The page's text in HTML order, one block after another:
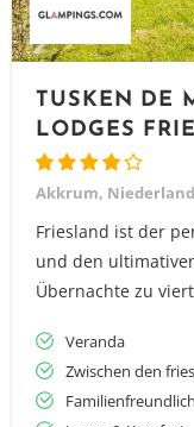
TUSKEN DE
LODGES
Akkrum,
Friesland ist der
und den
Übernachte zu
Veranda
Zwischen den
Familienfreundlich